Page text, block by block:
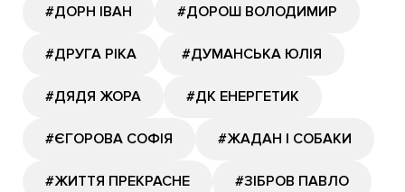
#ДОРН ІВАН #ДОРОШ ВОЛОДИМИР
#ДРУГА РІКА #ДУМАНСЬКА ЮЛІЯ
#ДЯДЯ ЖОРА #ДК ЕНЕРГЕТИК
#ЄГОРОВА СОФІЯ #ЖАДАН І СОБАКИ
#ЖИТТЯ ПРЕКРАСНЕ #ЗІБРОВ ПАВЛО